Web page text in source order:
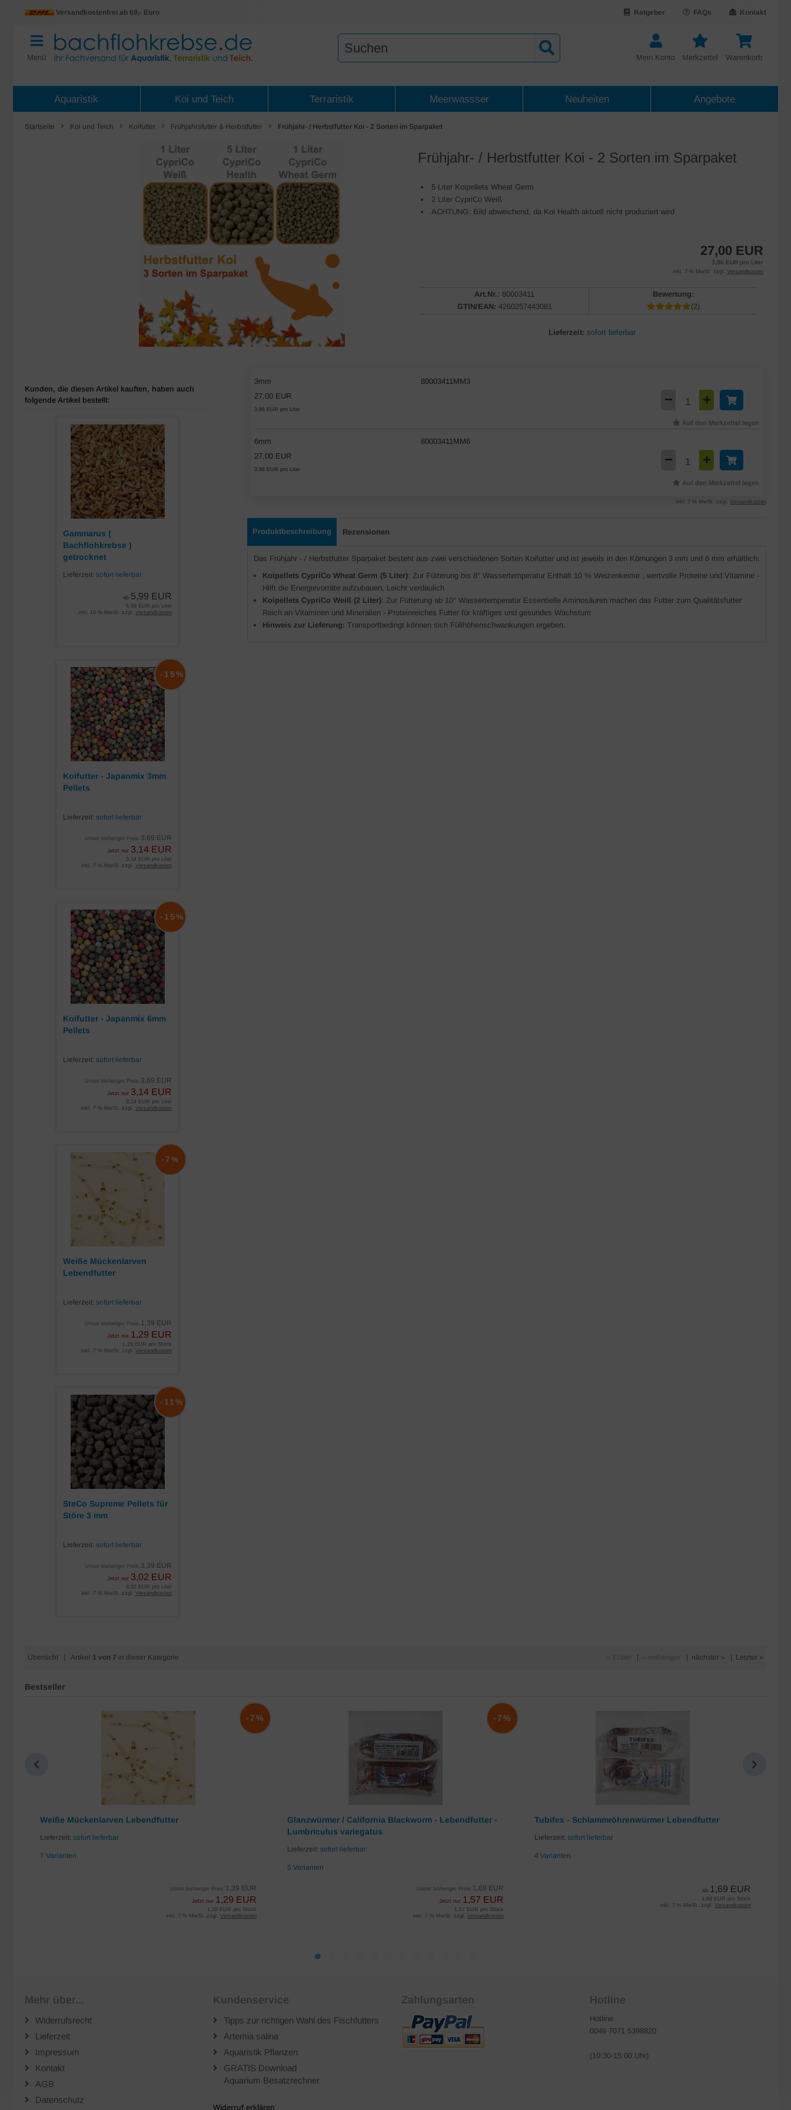
Kontakt
FAQs
Ratgeber
Versandkostenfrei ab 69,- Euro
Menü Warenkorb
Merkzettel
Mein Konto
Aquaristik Koi und Teich Terraristik Meerwassser Neuheiten Angebote
Startseite Koi und Teich Koifutter Frühjahrsfutter & Herbstfutter Frühjahr- / Herbstfutter Koi - 2 Sorten im Sparpaket
Frühjahr- / Herbstfutter Koi - 2 Sorten im Sparpaket
5 Liter Koipellets Wheat Germ
2 Liter CypriCo Weiß
ACHTUNG: Bild abweichend, da Koi Health aktuell nicht produziert wird
27,00 EUR
3,86 EUR pro Liter
inkl. 7 % MwSt. zzgl. Versandkosten
Art.Nr.: 80003411
GTIN/EAN: 4260257443081
Bewertung:
(2)
Lieferzeit: sofort lieferbar
3mm
80003411MM3
27,00 EUR
3,86 EUR pro Liter
Auf den Merkzettel legen
6mm
80003411MM6
27,00 EUR
3,86 EUR pro Liter
Auf den Merkzettel legen
inkl. 7 % MwSt. zzgl. Versandkosten
Produktbeschreibung Rezensionen
Das Frühjahr - / Herbstfutter Sparpaket besteht aus zwei verschiedenen Sorten Koifutter und ist jeweils in den Körnungen 3 mm und 6 mm erhältlich:
Koipellets CypriCo Wheat Germ (5 Liter): Zur Fütterung bis 8° Wassertemperatur Enthält 10 % Weizenkeime , wertvolle Proteine und Vitamine -
Hilft die Energievorräte aufzubauen, Leicht verdaulich
Koipellets CypriCo Weiß (2 Liter): Zur Fütterung ab 10° Wassertemperatur Essentielle Aminosäuren machen das Futter zum Qualitätsfutter
Reich an Vitaminen und Mineralien - Proteinreiches Futter für kräftiges und gesundes Wachstum
Hinweis zur Lieferung: Transportbedingt können sich Füllhöhenschwankungen ergeben.
Kunden, die diesen Artikel kauften, haben auch
folgende Artikel bestellt:
Gammarus (
Bachflohkrebse )
getrocknet
Lieferzeit:sofort lieferbar
ab 5,99 EUR
5,99 EUR pro Liter
inkl. 19 % MwSt. zzgl. Versandkosten
Koifutter - Japanmix 3mm
Pellets
Lieferzeit:sofort lieferbar
Unser bisheriger Preis 3,69 EUR
Jetzt nur 3,14 EUR
-15%
3,14 EUR pro Liter
inkl. 7 % MwSt. zzgl. Versandkosten
Koifutter - Japanmix 6mm
Pellets
Lieferzeit:sofort lieferbar
Unser bisheriger Preis 3,69 EUR
Jetzt nur 3,14 EUR
-15%
3,14 EUR pro Liter
inkl. 7 % MwSt. zzgl. Versandkosten
Weiße Mückenlarven
Lebendfutter
Lieferzeit:sofort lieferbar
Unser bisheriger Preis 1,39 EUR
Jetzt nur 1,29 EUR
-7%
1,29 EUR pro Stück
inkl. 7 % MwSt. zzgl. Versandkosten
SteCo Supreme Pellets für
Störe 3 mm
Lieferzeit:sofort lieferbar
Unser bisheriger Preis 3,39 EUR
Jetzt nur 3,02 EUR
-11%
3,02 EUR pro Liter
inkl. 7 % MwSt. zzgl. Versandkosten
Übersicht | Artikel 1 von 7 in dieser Kategorie nächster » Letzter »
Bestseller
Weiße Mückenlarven Lebendfutter
Lieferzeit: sofort lieferbar
7 Varianten
Unser bisheriger Preis 1,39 EUR
Jetzt nur 1,29 EUR
-7%
1,29 EUR pro Stück
inkl. 7 % MwSt. zzgl. Versandkosten
Glanzwürmer / California Blackworm - Lebendfutter -
Lumbriculus variegatus
Lieferzeit: sofort lieferbar
5 Varianten
Unser bisheriger Preis 1,69 EUR
Jetzt nur 1,57 EUR
-7%
1,57 EUR pro Stück
inkl. 7 % MwSt. zzgl. Versandkosten
Tubifex - Schlammröhrenwürmer Lebendfutter
Lieferzeit: sofort lieferbar
4 Varianten
ab 1,69 EUR
1,69 EUR pro Stück
inkl. 7 % MwSt. zzgl. Versandkosten
Mehr über...
Widerrufsrecht
Lieferzeit
Impressum
Kontakt
AGB
Datenschutz
Kundenservice
Tipps zur richtigen Wahl des Fischfutters
Artemia salina
Aquaristik Pflanzen
GRATIS Download
Aquarium Besatzrechner
Widerruf erklären
Zahlungsarten Hotline
Hotline
0049 7071 5398820
(10:30-15:00 Uhr)